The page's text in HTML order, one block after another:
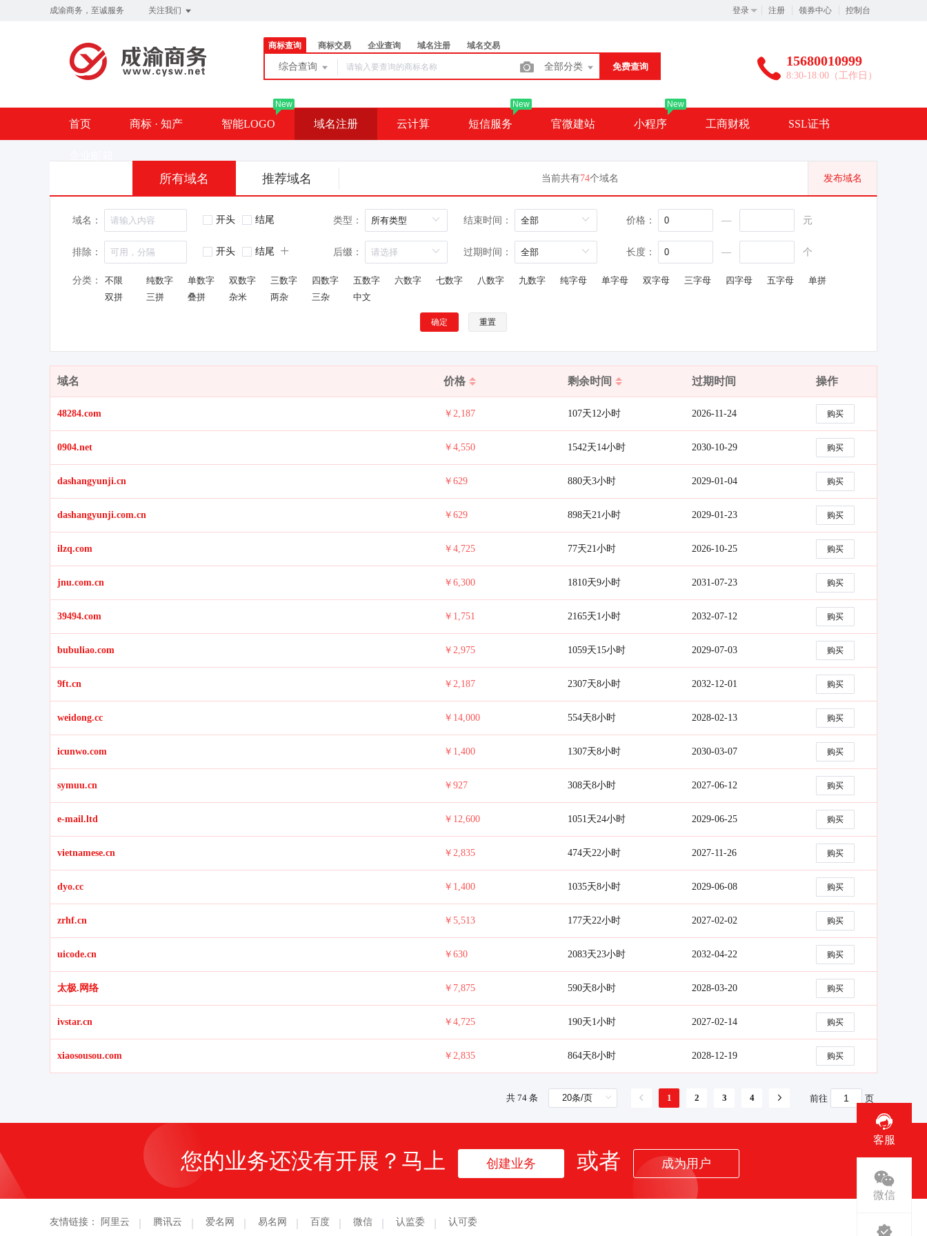
成渝商务，至诚服务 关注我们 登录 注册 领券中心 控制台
商标查询 商标交易 企业查询 域名注册 域名交易
综合查询 全部分类 免费查询 15680010999
8:30-18:00（工作日）
首页 商标 · 知产 智能LOGO
New
域名注册 云计算 短信服务
New
官微建站 小程序
New
工商财税 SSL证书
所有域名 推荐域名 当前共有74个域名 发布域名
域名： 开头 结尾 类型： 结束时间： 价格： — 元
排除： 开头 结尾 后缀： 过期时间： 长度： — 个
分类： 不限 纯数字 单数字 双数字 三数字 四数字 五数字 六数字 七数字 八数字 九数字 纯字母 单字母 双字母 三字母 四字母 五字母
单拼
双拼
三拼 叠拼 杂米 两杂 三杂 中文
确定 重置
域名 价格 剩余时间 过期时间 操作
48284.com ￥2,187 107天12小时 2026-11-24 购买
0904.net ￥4,550 1542天14小时 2030-10-29 购买
dashangyunji.cn ￥629 880天3小时 2029-01-04 购买
dashangyunji.com.cn ￥629 898天21小时 2029-01-23 购买
ilzq.com ￥4,725 77天21小时 2026-10-25 购买
jnu.com.cn ￥6,300 1810天9小时 2031-07-23 购买
39494.com ￥1,751 2165天1小时 2032-07-12 购买
bubuliao.com ￥2,975 1059天15小时 2029-07-03 购买
9ft.cn ￥2,187 2307天8小时 2032-12-01 购买
weidong.cc ￥14,000 554天8小时 2028-02-13 购买
icunwo.com ￥1,400 1307天8小时 2030-03-07 购买
symuu.cn ￥927 308天8小时 2027-06-12 购买
e-mail.ltd ￥12,600 1051天24小时 2029-06-25 购买
vietnamese.cn ￥2,835 474天22小时 2027-11-26 购买
dyo.cc ￥1,400 1035天8小时 2029-06-08 购买
zrhf.cn ￥5,513 177天22小时 2027-02-02 购买
uicode.cn ￥630 2083天23小时 2032-04-22 购买
太极.网络 ￥7,875 590天8小时 2028-03-20 购买
ivstar.cn ￥4,725 190天1小时 2027-02-14 购买
xiaosousou.com ￥2,835 864天8小时 2028-12-19 购买
共 74 条 1 2 3 4 前往 页
您的业务还没有开展？马上 创建业务 或者 成为用户
友情链接： 阿里云 腾讯云 爱名网 易名网 百度 微信 认监委 认可委
客服
微信